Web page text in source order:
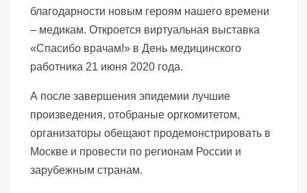
благодарности новым героям нашего времени
– медикам. Откроется виртуальная выставка
«Спасибо врачам!» в День медицинского
работника 21 июня 2020 года.
А после завершения эпидемии лучшие
произведения, отобраные оргкомитетом,
организаторы обещают продемонстрировать в
Москве и провести по регионам России и
зарубежным странам.